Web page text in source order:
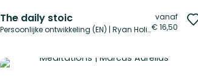
The daily stoic
Persoonlijke ontwikkeling (EN) | Ryan Holiday
vanaf
€ 16,50